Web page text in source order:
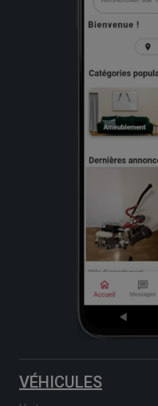
VÉHICULES